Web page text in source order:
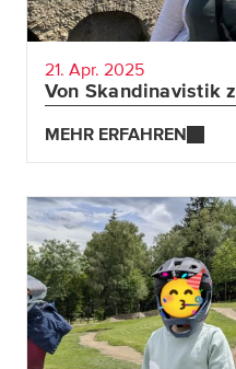
21. Apr. 2025
Von Skandinavistik
MEHR ERFAHREN
Von der
Manager eines Teams
Verfahrensrecht
ganz eigenen Weg
vielfältig die
einem Wirtschafts-